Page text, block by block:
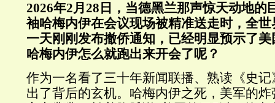
2026年2月 28 日，当德黑兰那声惊天动地的
袖哈梅内伊在会议现场被精准送走时，全
一天刚刚发布撤侨通知，已经明显预示了
哈梅内伊怎么就跑出来开会了呢？
作为一名看了三十年新闻联播、熟读《史
出了背后的玄机。哈梅内伊之死，美军的